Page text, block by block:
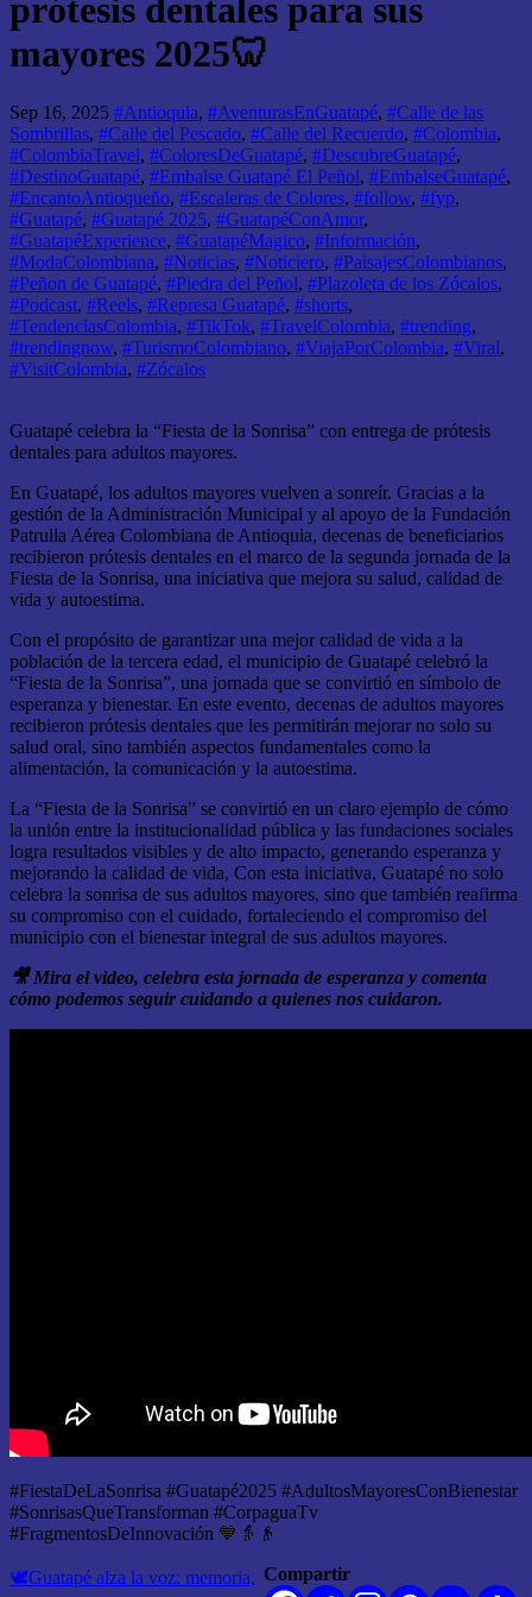
prótesis dentales para sus
mayores 2025🦷
Sep 16, 2025 #Antioquia, #AventurasEnGuatapé, #Calle de las
Sombrillas, #Calle del Pescado, #Calle del Recuerdo, #Colombia,
#ColombiaTravel, #ColoresDeGuatapé, #DescubreGuatapé,
#DestinoGuatapé, #Embalse Guatapé El Peñol, #EmbalseGuatapé,
#EncantoAntioqueño, #Escaleras de Colores, #follow, #fyp,
#Guatapé, #Guatapé 2025, #GuatapéConAmor,
#GuatapéExperience, #GuatapéMagico, #Información,
#ModaColombiana, #Noticias, #Noticiero, #PaisajesColombianos,
#Peñon de Guatapé, #Piedra del Peñol, #Plazoleta de los Zócalos,
#Podcast, #Reels, #Represa Guatapé, #shorts,
#TendenciasColombia, #TikTok, #TravelColombia, #trending,
#trendingnow, #TurismoColombiano, #ViajaPorColombia, #Viral,
#VisitColombia, #Zócalos
Guatapé celebra la “Fiesta de la Sonrisa” con entrega de prótesis
dentales para adultos mayores.
En Guatapé, los adultos mayores vuelven a sonreír. Gracias a la
gestión de la Administración Municipal y al apoyo de la Fundación
Patrulla Aérea Colombiana de Antioquia, decenas de beneficiarios
recibieron prótesis dentales en el marco de la segunda jornada de la
Fiesta de la Sonrisa, una iniciativa que mejora su salud, calidad de
vida y autoestima.
Con el propósito de garantizar una mejor calidad de vida a la
población de la tercera edad, el municipio de Guatapé celebró la
“Fiesta de la Sonrisa”, una jornada que se convirtió en símbolo de
esperanza y bienestar. En este evento, decenas de adultos mayores
recibieron prótesis dentales que les permitirán mejorar no solo su
salud oral, sino también aspectos fundamentales como la
alimentación, la comunicación y la autoestima.
La “Fiesta de la Sonrisa” se convirtió en un claro ejemplo de cómo
la unión entre la institucionalidad pública y las fundaciones sociales
logra resultados visibles y de alto impacto, generando esperanza y
mejorando la calidad de vida, Con esta iniciativa, Guatapé no solo
celebra la sonrisa de sus adultos mayores, sino que también reafirma
su compromiso con el cuidado, fortaleciendo el compromiso del
municipio con el bienestar integral de sus adultos mayores.
🎥 Mira el video, celebra esta jornada de esperanza y comenta
cómo podemos seguir cuidando a quienes nos cuidaron.
#FiestaDeLaSonrisa #Guatapé2025 #AdultosMayoresConBienestar
#SonrisasQueTransforman #CorpaguaTv
#FragmentosDeInnovación 💙👵👴
Compartir
Navegación
🕊️Guatapé alza la voz: memoria,